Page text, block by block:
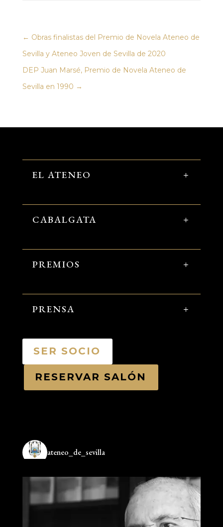
← Obras finalistas del Premio de Novela Ateneo de
Sevilla y Ateneo Joven de Sevilla de 2020
DEP Juan Marsé, Premio de Novela Ateneo de
Sevilla en 1990 →
EL ATENEO
CABALGATA
PREMIOS
PRENSA
SER SOCIO
RESERVAR SALÓN
ateneo_de_sevilla